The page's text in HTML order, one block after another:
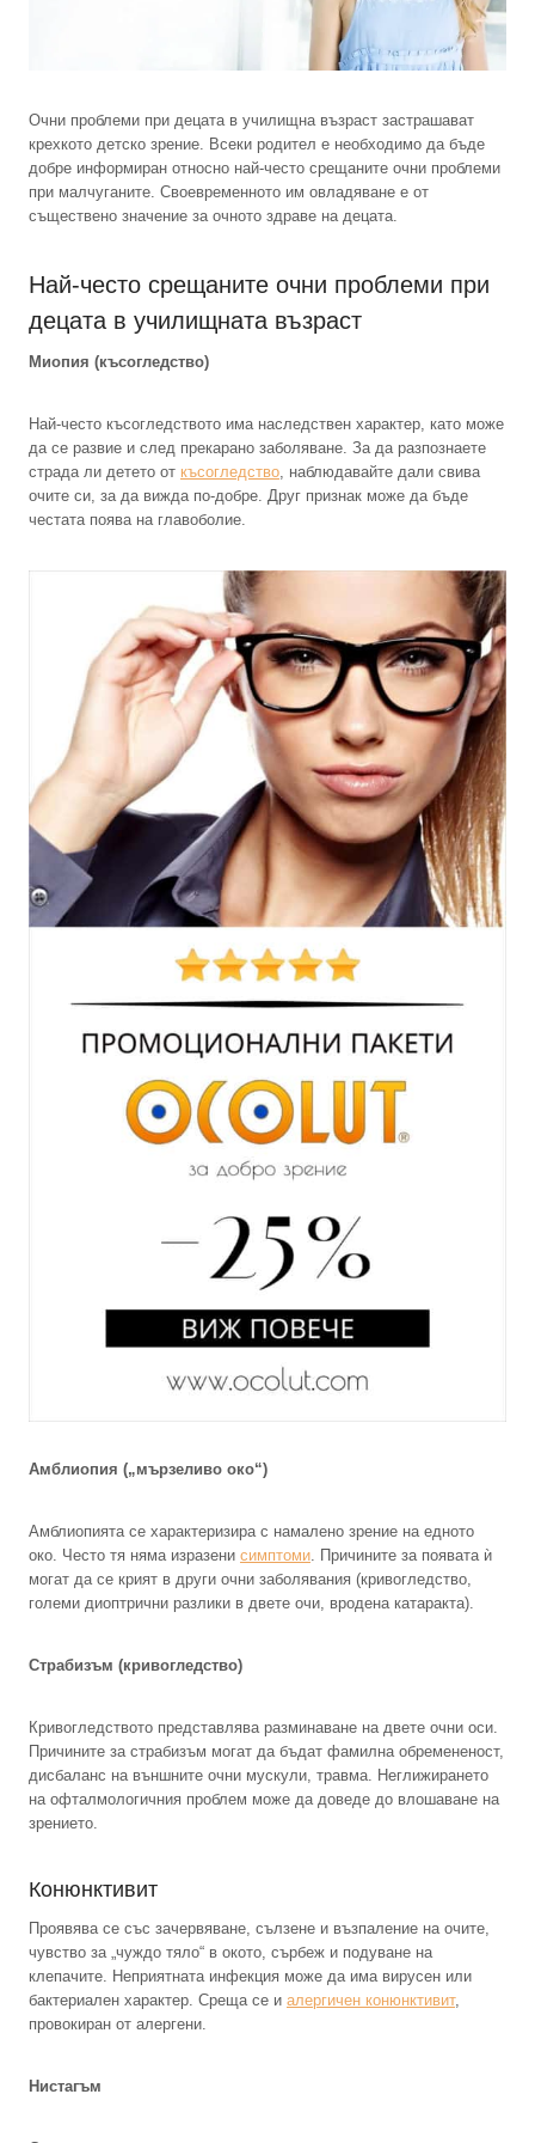
Очни проблеми при децата в училищна възраст застрашават
крехкото детско зрение. Всеки родител е необходимо да бъде
добре информиран относно най-често срещаните очни проблеми
при малчуганите. Своевременното им овладяване е от
съществено значение за очното здраве на децата.
Най-често срещаните очни проблеми при
децата в училищната възраст
Миопия (късогледство)
Най-често късогледството има наследствен характер, като може
да се развие и след прекарано заболяване. За да разпознаете
страда ли детето от късогледство, наблюдавайте дали свива
очите си, за да вижда по-добре. Друг признак може да бъде
честата поява на главоболие.
Амблиопия („мързеливо око“)
Амблиопията се характеризира с намалено зрение на едното
око. Често тя няма изразени симптоми . Причините за появата ѝ
могат да се крият в други очни заболявания (кривогледство,
големи диоптрични разлики в двете очи, вродена катаракта).
Страбизъм (кривогледство)
Кривогледството представлява разминаване на двете очни оси.
Причините за страбизъм могат да бъдат фамилна обремененост,
дисбаланс на външните очни мускули, травма. Неглижирането
на офталмологичния проблем може да доведе до влошаване на
зрението.
Конюнктивит
Проявява се със зачервяване, сълзене и възпаление на очите,
чувство за „чуждо тяло“ в окото, сърбеж и подуване на
клепачите. Неприятната инфекция може да има вирусен или
бактериален характер. Среща се и алергичен конюнктивит,
провокиран от алергени.
Нистагъм